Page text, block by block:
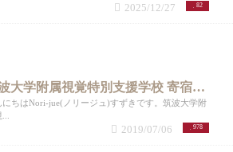
82
2025/12/27
筑波大学附属視覚特別支援学校 寄宿舎 「浴衣の着付け」② 帯結び編
にちはNori-jue(ノリージュ)すずきです。筑波大学附
978
2019/07/06